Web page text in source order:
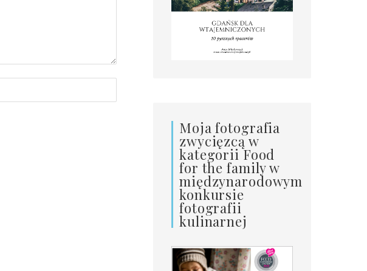
Moja fotografia
zwycięzcą w
kategorii Food
for the family w
międzynarodowym
konkursie
fotografii
kulinarnej